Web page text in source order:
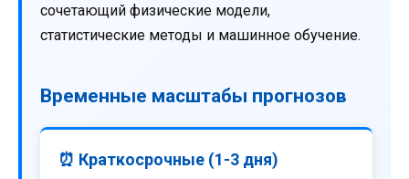
сочетающий физические модели,
статистические методы и машинное обучение.
Временные масштабы прогнозов
⏰ Краткосрочные (1-3 дня)